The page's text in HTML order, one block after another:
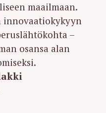
maailmaan.
innovaatiokykyyn
–
osansa alan